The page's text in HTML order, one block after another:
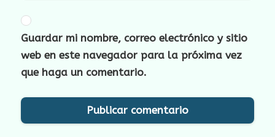
Guardar mi nombre, correo electrónico y sitio
web en este navegador para la próxima vez
que haga un comentario.